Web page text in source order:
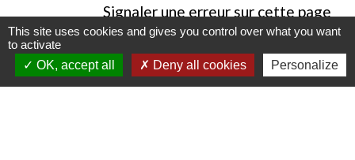
Signaler une erreur sur cette page
This site uses cookies and gives you control over what you want
to activate
OK, accept all
Deny all cookies Personalize